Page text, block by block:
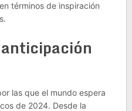
términos de inspiración
las que el mundo espera
de 2024. Desde la